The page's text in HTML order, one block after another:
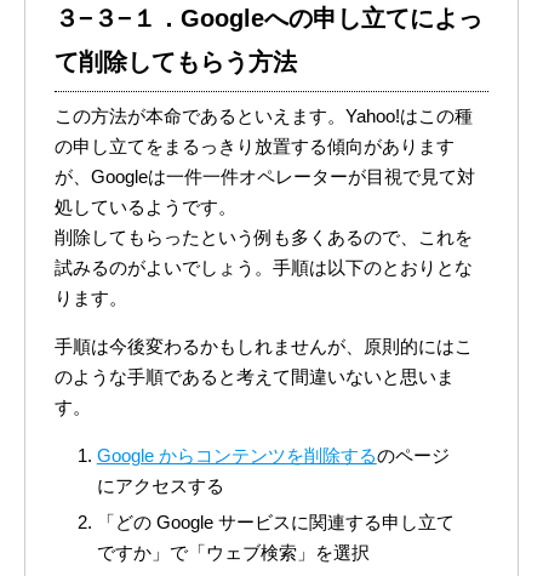
３−３−１．Googleへの申し立てによっ
て削除してもらう方法
この方法が本命であるといえます。Yahoo!はこの種
の申し立てをまるっきり放置する傾向があります
が、Googleは一件一件オペレーターが目視で見て対
処しているようです。
削除してもらったという例も多くあるので、これを
試みるのがよいでしょう。手順は以下のとおりとな
ります。
手順は今後変わるかもしれませんが、原則的にはこ
のような手順であると考えて間違いないと思いま
す。
Google からコンテンツを削除するのページ
にアクセスする
「どの Google サービスに関連する申し立て
ですか」で「ウェブ検索」を選択